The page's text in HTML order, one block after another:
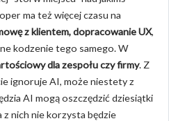
ma też więcej czasu na
z klientem, dopracowanie UX,
kodzenie tego samego. W
dla zespołu czy firmy. Z
ignoruje AI, może niestety z
AI mogą oszczędzić dziesiątki
nich nie korzysta będzie